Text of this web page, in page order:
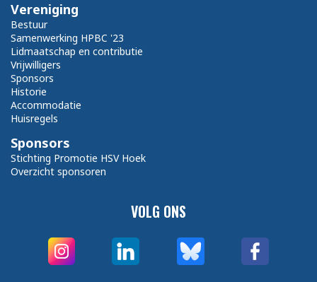
VOLG ONS
Vereniging
Bestuur
Samenwerking HPBC '23
Lidmaatschap en contributie
Vrijwilligers
Sponsors
Historie
Accommodatie
Huisregels
Sponsors
Stichting Promotie HSV Hoek
Overzicht sponsoren